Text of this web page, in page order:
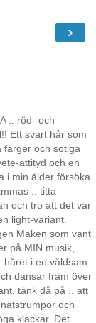
›
.. röd- och
Ett svart hår som
färger och sotiga
attityd och en
i min ålder försöka
.. titta
och tro att det var
light-variant.
Maken som vant
på MIN musik,
håret i en våldsam
dansar fram över
tänk då på .. att
och
klackar. Det